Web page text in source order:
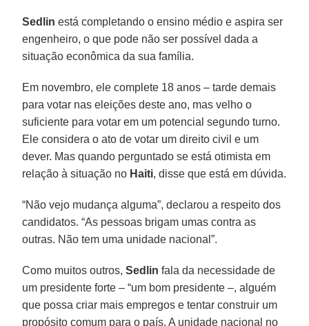
Sedlin está completando o ensino médio e aspira ser
engenheiro, o que pode não ser possível dada a
situação econômica da sua família.
Em novembro, ele complete 18 anos – tarde demais
para votar nas eleições deste ano, mas velho o
suficiente para votar em um potencial segundo turno.
Ele considera o ato de votar um direito civil e um
dever. Mas quando perguntado se está otimista em
relação à situação no Haiti, disse que está em dúvida.
“Não vejo mudança alguma”, declarou a respeito dos
candidatos. “As pessoas brigam umas contra as
outras. Não tem uma unidade nacional”.
Como muitos outros,Sedlin fala da necessidade de
um presidente forte – “um bom presidente –, alguém
que possa criar mais empregos e tentar construir um
propósito comum para o país. A unidade nacional no